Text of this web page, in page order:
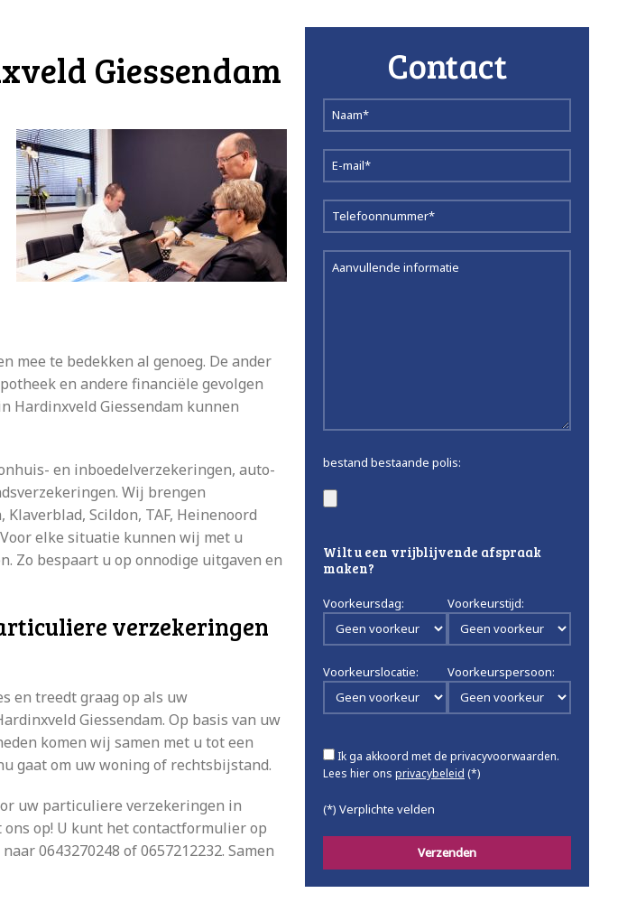
Giessendam
mee te bedekken al genoeg. De ander
en andere financiële gevolgen
Hardinxveld Giessendam kunnen
en inboedelverzekeringen, auto-
Wij brengen
Scildon, TAF, Heinenoord
elke situatie kunnen wij met u
Zo bespaart u op onnodige uitgaven en
verzekeringen
en treedt graag op als uw
Giessendam. Op basis van uw
komen wij samen met u tot een
gaat om uw woning of rechtsbijstand.
uw particuliere verzekeringen in
ons op! U kunt het contactformulier op
0643270248 of 0657212232. Samen
Contact
bestand bestaande polis:
Wilt u een vrijblijvende afspraak
maken?
Voorkeursdag: Voorkeurstijd:
Voorkeurslocatie: Voorkeurspersoon:
Ik ga akkoord met de privacyvoorwaarden.
Lees hier ons privacybeleid (*)
(*) Verplichte velden